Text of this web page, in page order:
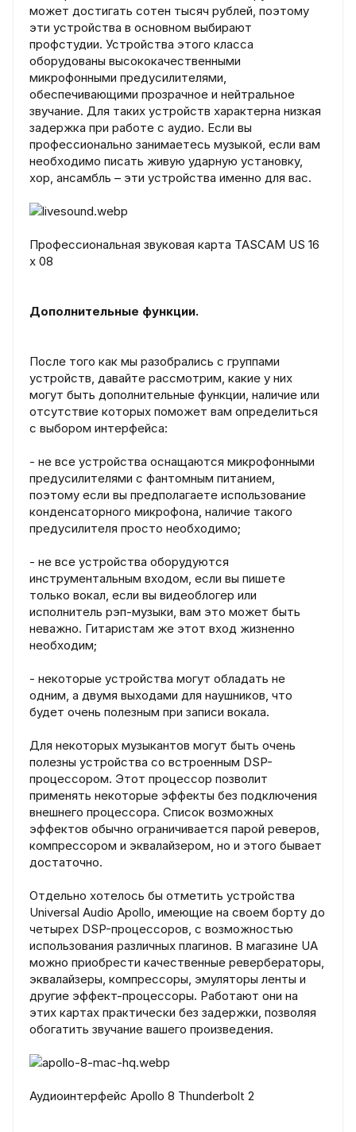
может достигать сотен тысяч рублей, поэтому
эти устройства в основном выбирают
профстудии. Устройства этого класса
оборудованы высококачественными
микрофонными предусилителями,
обеспечивающими прозрачное и нейтральное
звучание. Для таких устройств характерна низкая
задержка при работе с аудио. Если вы
профессионально занимаетесь музыкой, если вам
необходимо писать живую ударную установку,
хор, ансамбль – эти устройства именно для вас.
Профессиональная звуковая карта TASCAM US 16
x 08
Дополнительные функции.
После того как мы разобрались с группами
устройств, давайте рассмотрим, какие у них
могут быть дополнительные функции, наличие или
отсутствие которых поможет вам определиться
с выбором интерфейса:
- не все устройства оснащаются микрофонными
предусилителями с фантомным питанием,
поэтому если вы предполагаете использование
конденсаторного микрофона, наличие такого
предусилителя просто необходимо;
- не все устройства оборудуются
инструментальным входом, если вы пишете
только вокал, если вы видеоблогер или
исполнитель рэп-музыки, вам это может быть
неважно. Гитаристам же этот вход жизненно
необходим;
- некоторые устройства могут обладать не
одним, а двумя выходами для наушников, что
будет очень полезным при записи вокала.
Для некоторых музыкантов могут быть очень
полезны устройства со встроенным DSP-
процессором. Этот процессор позволит
применять некоторые эффекты без подключения
внешнего процессора. Список возможных
эффектов обычно ограничивается парой реверов,
компрессором и эквалайзером, но и этого бывает
достаточно.
Отдельно хотелось бы отметить устройства
Universal Audio Apollo, имеющие на своем борту до
четырех DSP-процессоров, с возможностью
использования различных плагинов. В магазине UA
можно приобрести качественные ревербераторы,
эквалайзеры, компрессоры, эмуляторы ленты и
другие эффект-процессоры. Работают они на
этих картах практически без задержки, позволяя
обогатить звучание вашего произведения.
Аудиоинтерфейс Apollo 8 Thunderbolt 2